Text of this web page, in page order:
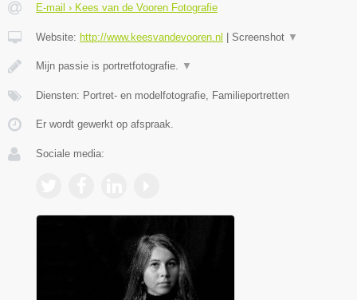
E-mail › Kees van de Vooren Fotografie
Website: http://www.keesvandevooren.nl Screenshot ▼
Mijn passie is portretfotografie. ▼
Diensten: Portret- en modelfotografie, Familieportretten
Er wordt gewerkt op afspraak.
Sociale media: